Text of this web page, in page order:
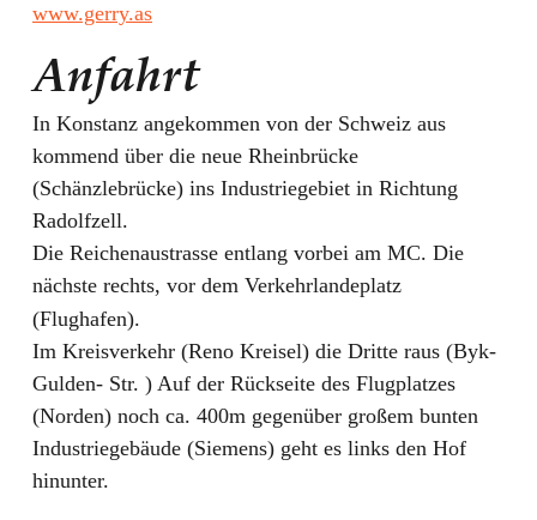
www.gerry.as
Anfahrt
In Konstanz angekommen von der Schweiz aus
kommend über die neue Rheinbrücke
(Schänzlebrücke) ins Industriegebiet in Richtung
Radolfzell.
Die Reichenaustrasse entlang vorbei am MC. Die
nächste rechts, vor dem Verkehrlandeplatz
(Flughafen).
Im Kreisverkehr (Reno Kreisel) die Dritte raus (Byk-
Gulden- Str. ) Auf der Rückseite des Flugplatzes
(Norden) noch ca. 400m gegenüber großem bunten
Industriegebäude (Siemens) geht es links den Hof
hinunter.